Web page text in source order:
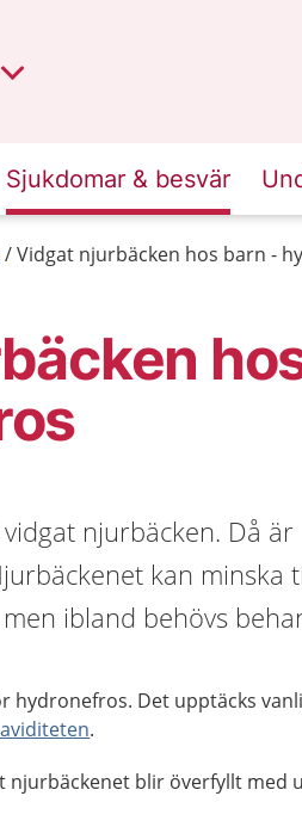
Sjukdomar & besvär
Vidgat njurbäcken hos barn -
njurbäcken. Då är
kan minska
ibland behövs
hydronefros. Det upptäcks
.
blir överfyllt med